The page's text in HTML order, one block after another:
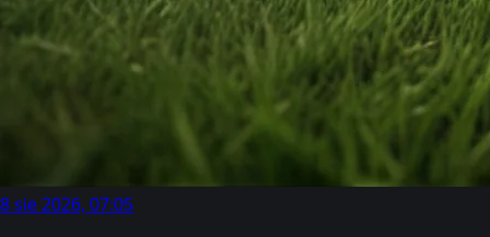
8 sie 2026, 07:05